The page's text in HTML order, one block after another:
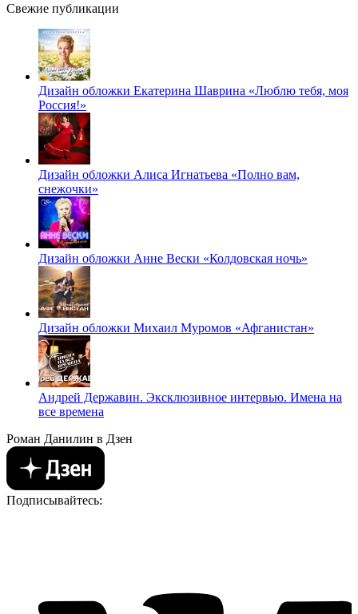
Свежие публикации
Дизайн обложки Екатерина Шаврина «Люблю тебя, моя
Россия!»
Дизайн обложки Алиса Игнатьева «Полно вам,
снежочки»
Дизайн обложки Анне Вески «Колдовская ночь»
Дизайн обложки Михаил Муромов «Афганистан»
Андрей Державин. Эксклюзивное интервью. Имена на
все времена
Роман Данилин в Дзен
Подписывайтесь: